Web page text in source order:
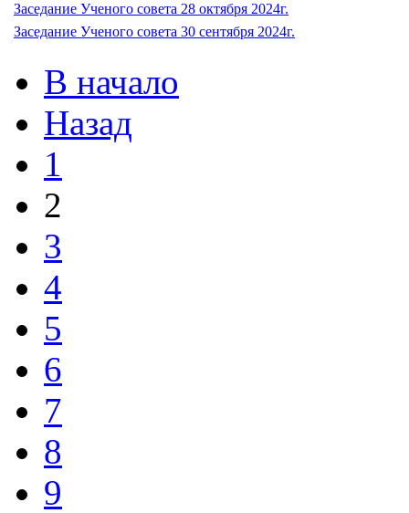
Заседание Ученого совета 28 октября 2024г.
Заседание Ученого совета 30 сентября 2024г.
В начало
Назад
1
2
3
4
5
6
7
8
9